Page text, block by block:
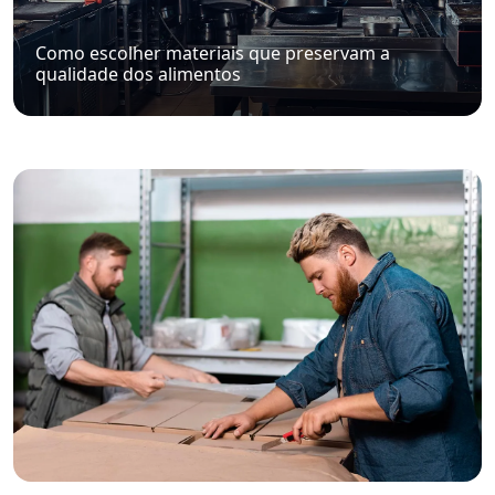
Como escolher materiais que preservam a
qualidade dos alimentos